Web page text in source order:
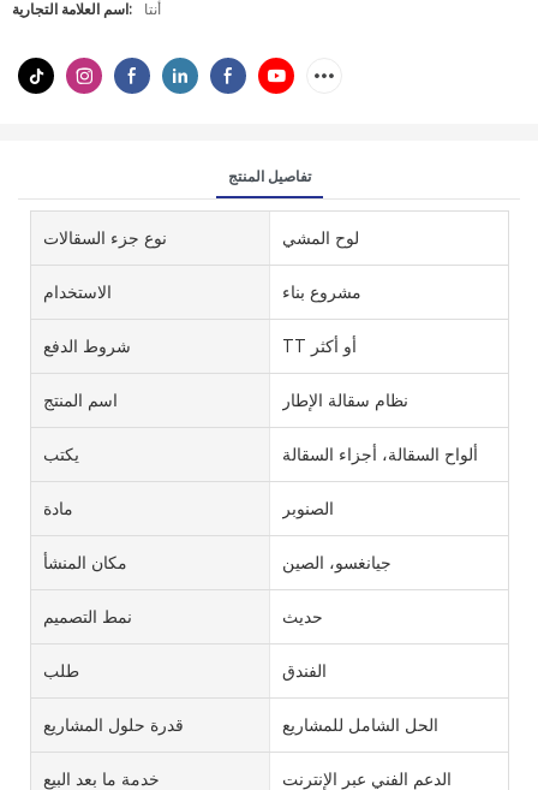
اسم العلامة التجارية:
أنتا
تفاصيل المنتج
نوع جزء السقالات لوح المشي
الاستخدام مشروع بناء
شروط الدفع TT أو أكثر
اسم المنتج نظام سقالة الإطار
يكتب ألواح السقالة، أجزاء السقالة
مادة الصنوبر
مكان المنشأ جيانغسو، الصين
نمط التصميم حديث
طلب الفندق
قدرة حلول المشاريع الحل الشامل للمشاريع
خدمة ما بعد البيع الدعم الفني عبر الإنترنت